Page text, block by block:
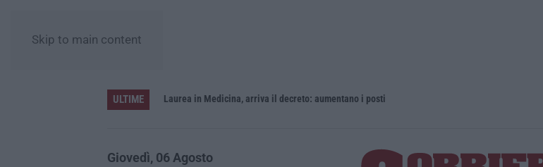
Skip to main content
ULTIME
Sistema bibliotecario vibonese, la dura replica di Soriano e Romeo: «Il fallimento è di chi ha staccato la spina» Laurea in Medicina, arriva il decreto: aumentano i posti
Giovedì, 06 Agosto